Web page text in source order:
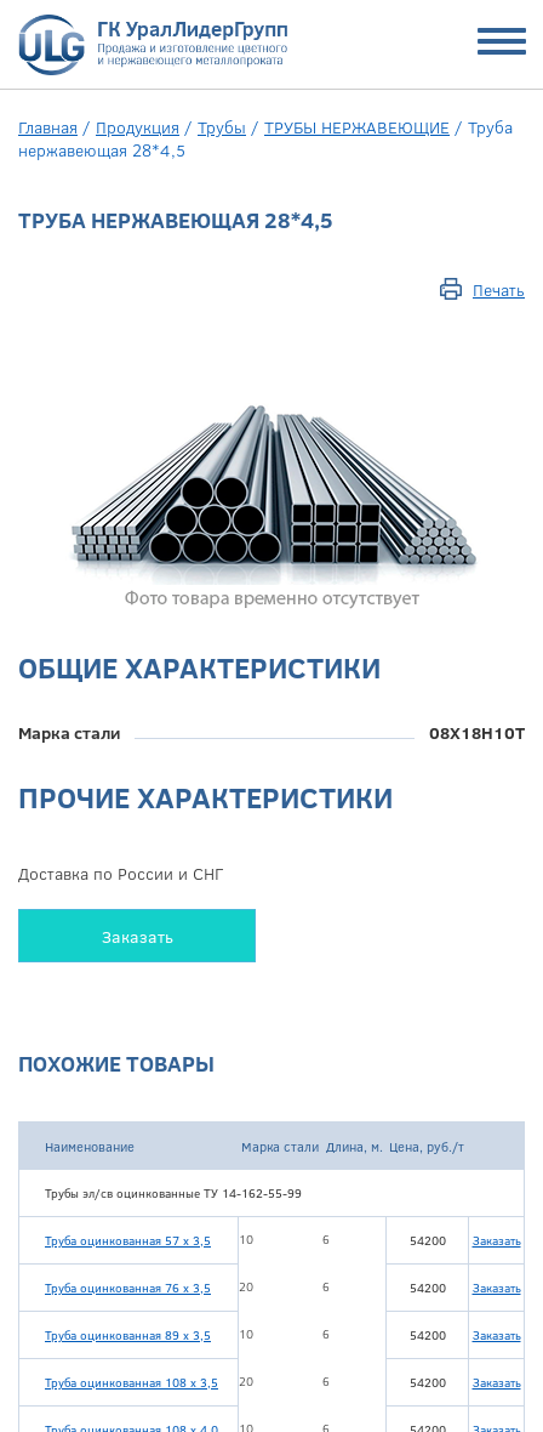
Главная / Продукция / Трубы / ТРУБЫ НЕРЖАВЕЮЩИЕ / Труба
нержавеющая 28*4,5
ТРУБА НЕРЖАВЕЮЩАЯ 28*4,5
Печать
ОБЩИЕ ХАРАКТЕРИСТИКИ
Марка стали 08Х18Н10Т
ПРОЧИЕ ХАРАКТЕРИСТИКИ
Доставка по России и СНГ
Заказать
ПОХОЖИЕ ТОВАРЫ
Наименование Марка стали Длина, м. Цена, руб./т
Трубы эл/св оцинкованные ТУ 14-162-55-99
Труба оцинкованная 57 х 3,5 10 6 54200 Заказать
Труба оцинкованная 76 х 3,5 20 6 54200 Заказать
Труба оцинкованная 89 х 3,5 10 6 54200 Заказать
Труба оцинкованная 108 х 3,5 20 6 54200 Заказать
10 6